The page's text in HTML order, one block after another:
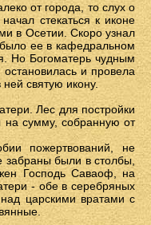
от города, то слух о
стекаться к иконе
в Осетии. Скоро узнал
ее в кафедральном
Но Богоматерь чудным
и провела
святую икону.
Лес для постройки
на сумму, собранную от
пожертвований, не
забраны были в столбы,
Господь Саваоф, на
- обе в серебряных
царскими вратами с